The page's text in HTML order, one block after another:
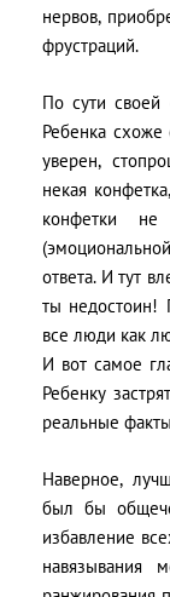
нервов,
фрустраций.
По сути своей
Ребенка
уверен,
некая
конфетки
ответа. И тут
ты недостоин!
все люди как
И вот самое
Ребенку
реальные
Наверное,
был бы
избавление
навязывания